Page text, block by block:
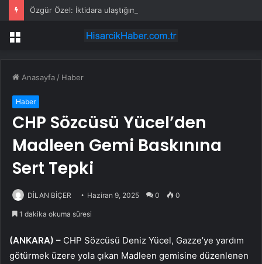
Menü
Anasayfa / Haber
Haber
CHP Sözcüsü Yücel’den
Madleen Gemi Baskınına
Sert Tepki
DİLAN BİÇER Haziran 9, 2025 0 0
1 dakika okuma süresi
(ANKARA) – CHP Sözcüsü Deniz Yücel, Gazze’ye yardım
götürmek üzere yola çıkan Madleen gemisine düzenlenen